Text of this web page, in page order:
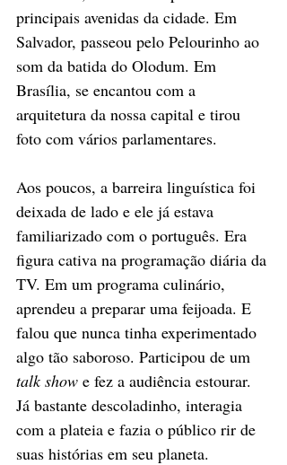
principais avenidas da cidade. Em
Salvador, passeou pelo Pelourinho ao
som da batida do Olodum. Em
Brasília, se encantou com a
arquitetura da nossa capital e tirou
foto com vários parlamentares.
Aos poucos, a barreira linguística foi
deixada de lado e ele já estava
familiarizado com o português. Era
figura cativa na programação diária da
TV. Em um programa culinário,
aprendeu a preparar uma feijoada. E
falou que nunca tinha experimentado
algo tão saboroso. Participou de um
talk show e fez a audiência estourar.
Já bastante descoladinho, interagia
com a plateia e fazia o público rir de
suas histórias em seu planeta.